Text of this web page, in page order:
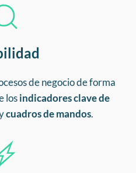
de negocio de forma
losindicadores clave de
cuadros de mandos.